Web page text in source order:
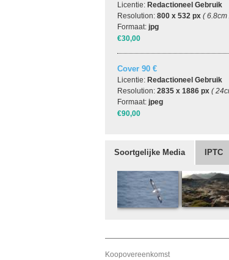
Licentie: Redactioneel Gebruik
Resolution: 800 x 532 px ( 6.8cm
Formaat: jpg
€30,00
Cover 90 €
Licentie: Redactioneel Gebruik
Resolution: 2835 x 1886 px (
Formaat: jpeg
€90,00
Soortgelijke Media IPTC
Koopovereenkomst